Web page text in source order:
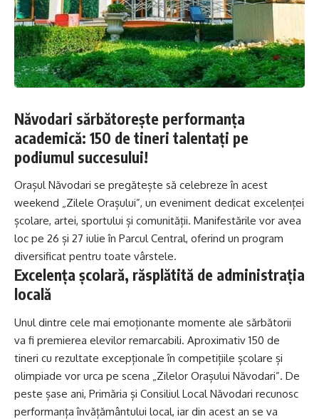
Năvodari sărbătorește performanța
academică: 150 de tineri talentați pe
podiumul succesului!
Orașul Năvodari se pregătește să celebreze în acest
weekend „Zilele Orașului”, un eveniment dedicat excelenței
școlare, artei, sportului și comunității. Manifestările vor avea
loc pe 26 și 27 iulie în Parcul Central, oferind un program
diversificat pentru toate vârstele.
Excelența școlară, răsplătită de administrația
locală
Unul dintre cele mai emoționante momente ale sărbătorii
va fi premierea elevilor remarcabili. Aproximativ 150 de
tineri cu rezultate excepționale în competițiile școlare și
olimpiade vor urca pe scena „Zilelor Orașului Năvodari”. De
peste șase ani, Primăria și Consiliul Local Năvodari recunosc
performanța învățământului local, iar din acest an se va